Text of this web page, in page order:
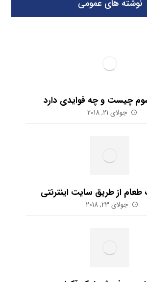
نوشته های عمومی
چیست و چه فوایدی دارد
جولای 21, 2018
از طریق سایت اینترنتی
جولای 23, 2018